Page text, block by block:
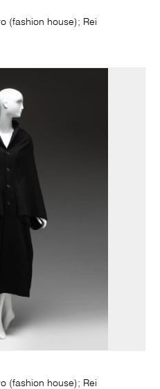
(fashion house); Rei
(fashion house); Rei